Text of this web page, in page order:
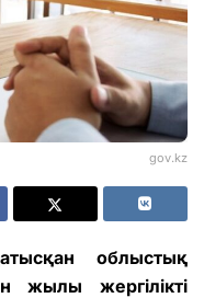
gov.kz
облыстық
жылы жергілікті